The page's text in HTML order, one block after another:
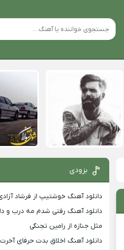
بزودی
دانلود آهنگ خوشتیپ از فرشاد
دانلود آهنگ رفتی شدم مه درب و
مثل جنازه از رامین تجنگی
دانلود آهنگ اخلاق بدت حرفای